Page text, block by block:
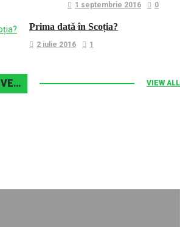
1 septembrie 2016 0
Prima dată în Scoția?
2 iulie 2016 1
VIEW ALL